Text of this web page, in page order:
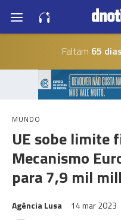
Faltam 65 dias
MUNDO
UE sobe limite
Mecanismo
para 7,9 mil
Agência Lusa 14 mar 2023